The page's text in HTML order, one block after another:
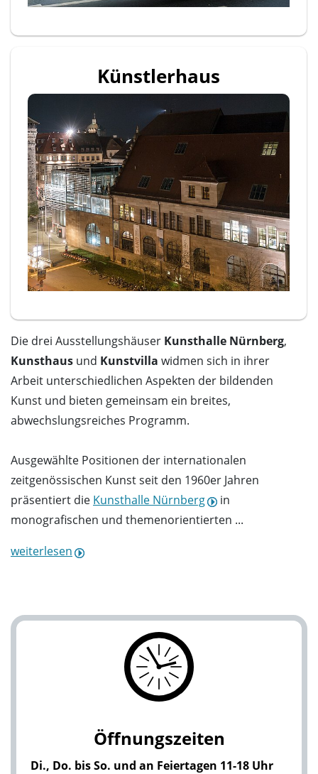
Künstlerhaus
Die drei Ausstellungshäuser Kunsthalle Nürnberg,
Kunsthaus und Kunstvilla widmen sich in ihrer
Arbeit unterschiedlichen Aspekten der bildenden
Kunst und bieten gemeinsam ein breites,
abwechslungsreiches Programm.
Ausgewählte Positionen der internationalen
zeitgenössischen Kunst seit den 1960er Jahren
präsentiert die Kunsthalle Nürnberg
in
monografischen und themenorientierten ...
weiterlesen
Öffnungszeiten
Di., Do. bis So. und an Feiertagen 11-18 Uhr